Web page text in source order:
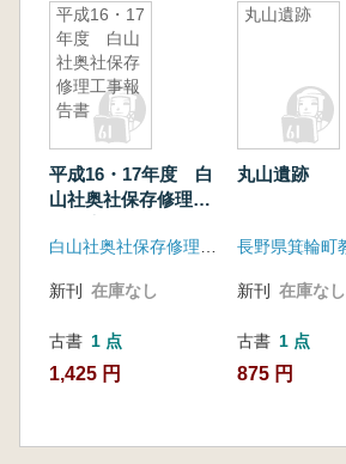
平成16・17
年度 白山
社奥社保存
修理工事報
告書
平成16・17年度 白
山社奥社保存修理工
新刊 在庫なし
古書 1 点
1,425 円
丸山遺跡
丸山遺跡
新刊 在庫なし
古書 1 点
875 円